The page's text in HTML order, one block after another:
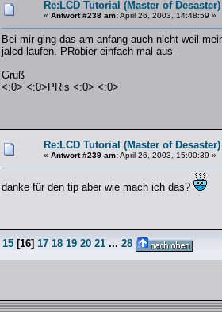
Re:LCD Tutorial (Master of Desaster)
« Antwort #238 am:April 26, 2003, 14:48:59 »
Bei mir ging das am anfang auch nicht weil
jalcd laufen. PRobier einfach mal aus
Gruß
<:0> <:0>PRis <:0> <:0>
Re:LCD Tutorial (Master of Desaster)
« Antwort #239 am:April 26, 2003, 15:00:39 »
danke für den tip aber wie mach ich das?
15 [16] 17 18 19 20 21 ... 28